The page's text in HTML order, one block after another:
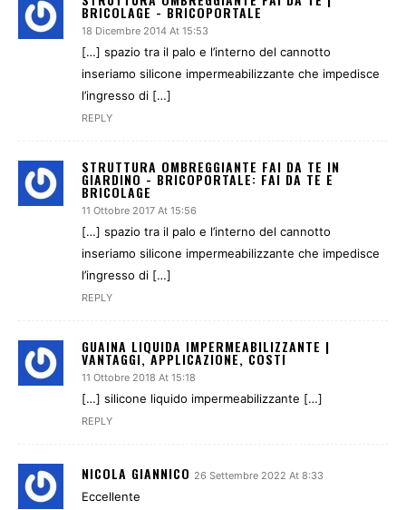
BRICOLAGE - BRICOPORTALE
18 Dicembre 2014 At 15:53
[…] spazio tra il palo e l’interno del cannotto
inseriamo silicone impermeabilizzante che impedisce
l’ingresso di […]
REPLY
STRUTTURA OMBREGGIANTE FAI DA TE IN
GIARDINO - BRICOPORTALE: FAI DA TE E
BRICOLAGE
11 Ottobre 2017 At 15:56
[…] spazio tra il palo e l’interno del cannotto
inseriamo silicone impermeabilizzante che impedisce
l’ingresso di […]
REPLY
GUAINA LIQUIDA IMPERMEABILIZZANTE |
VANTAGGI, APPLICAZIONE, COSTI
11 Ottobre 2018 At 15:18
[…] silicone liquido impermeabilizzante […]
REPLY
NICOLA GIANNICO 26 Settembre 2022 At 8:33
Eccellente